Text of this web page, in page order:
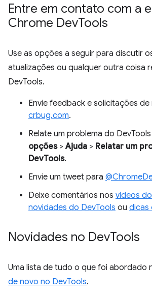
Entre em contato com a
Chrome DevTools
Use as opções a seguir para discutir
atualizações ou qualquer outra coisa
DevTools.
Envie feedback e solicitações
crbug.com.
Relate um problema do
opções>Ajuda > Relatar um
DevTools.
Envie um tweet para
Deixe comentários nos vídeos
novidades do DevTools ou dicas
Novidades no DevTools
Uma lista de tudo o que foi abordado
de novo no DevTools.